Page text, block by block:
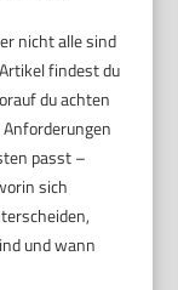
nicht alle sind
findest du
du achten
passt –
sich
und wann